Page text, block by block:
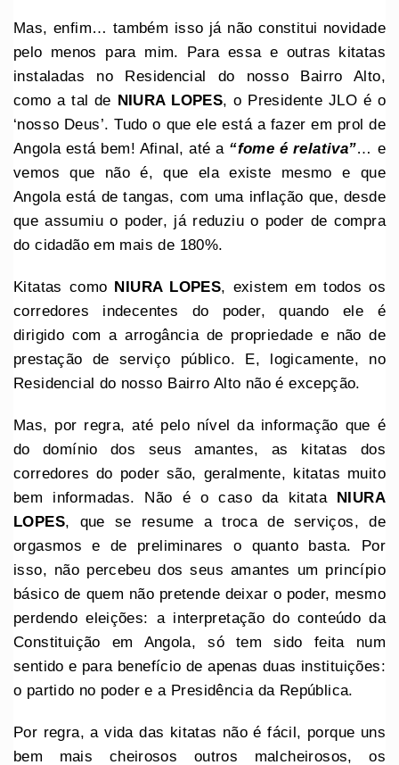
Mas, enfim… também isso já não constitui novidade
pelo menos para mim. Para essa e outras kitatas
instaladas no Residencial do nosso Bairro Alto,
como a tal de NIURA LOPES, o Presidente JLO é o
‘nosso Deus’. Tudo o que ele está a fazer em prol de
Angola está bem! Afinal, até a “fome é relativa”… e
vemos que não é, que ela existe mesmo e que
Angola está de tangas, com uma inflação que, desde
que assumiu o poder, já reduziu o poder de compra
do cidadão em mais de 180%.
Kitatas como NIURA LOPES, existem em todos os
corredores indecentes do poder, quando ele é
dirigido com a arrogância de propriedade e não de
prestação de serviço público. E, logicamente, no
Residencial do nosso Bairro Alto não é excepção.
Mas, por regra, até pelo nível da informação que é
do domínio dos seus amantes, as kitatas dos
corredores do poder são, geralmente, kitatas muito
bem informadas. Não é o caso da kitata
NIURA
LOPES, que se resume a troca de serviços, de
orgasmos e de preliminares o quanto basta. Por
isso, não percebeu dos seus amantes um princípio
básico de quem não pretende deixar o poder, mesmo
perdendo eleições: a interpretação do conteúdo da
Constituição em Angola, só tem sido feita num
sentido e para benefício de apenas duas instituições:
o partido no poder e a Presidência da República.
Por regra, a vida das kitatas não é fácil, porque uns
bem mais cheirosos outros malcheirosos, os